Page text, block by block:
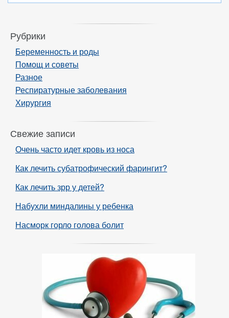
Рубрики
Беременность и роды
Помощ и советы
Разное
Респиратурные заболевания
Хирургия
Свежие записи
Очень часто идет кровь из носа
Как лечить субатрофический фарингит?
Как лечить зрр у детей?
Набухли миндалины у ребенка
Насморк горло голова болит